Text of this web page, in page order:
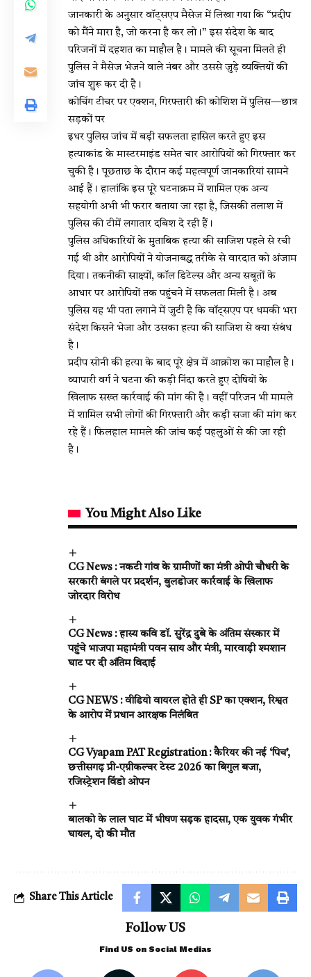
जानकारी के अनुसार वॉट्सएप मैसेज में लिखा गया कि “प्रदीप
को मैंने मारा है, जो करना है कर लो।” इस संदेश के बाद
परिजनों में दहशत का माहौल है। मामले की सूचना मिलते ही
पुलिस ने मैसेज भेजने वाले नंबर और उससे जुड़े व्यक्तियों की
जांच शुरू कर दी है।
कोचिंग टीचर पर एक्शन, गिरफ्तारी की कोशिश में पुलिस—छात्र
सड़कों पर
इधर पुलिस जांच में बड़ी सफलता हासिल करते हुए इस
हत्याकांड के मास्टरमाइंड समेत चार आरोपियों को गिरफ्तार कर
चुकी है। पूछताछ के दौरान कई महत्वपूर्ण जानकारियां सामने
आई हैं। हालांकि इस पूरे घटनाक्रम में शामिल एक अन्य
सहयोगी अभी भी फरार बताया जा रहा है, जिसकी तलाश में
पुलिस की टीमें लगातार दबिश दे रही हैं।
पुलिस अधिकारियों के मुताबिक हत्या की साजिश पहले से रची
गई थी और आरोपियों ने योजनाबद्ध तरीके से वारदात को अंजाम
दिया। तकनीकी साक्ष्यों, कॉल डिटेल्स और अन्य सबूतों के
आधार पर आरोपियों तक पहुंचने में सफलता मिली है। अब
पुलिस यह भी पता लगाने में जुटी है कि वॉट्सएप पर धमकी भरा
संदेश किसने भेजा और उसका हत्या की साजिश से क्या संबंध
है।
प्रदीप सोनी की हत्या के बाद पूरे क्षेत्र में आक्रोश का माहौल है।
व्यापारी वर्ग ने घटना की कड़ी निंदा करते हुए दोषियों के
खिलाफ सख्त कार्रवाई की मांग की है। वहीं परिजन भी मामले
में शामिल सभी लोगों की गिरफ्तारी और कड़ी सजा की मांग कर
रहे हैं। फिलहाल मामले की जांच कई पहलुओं से की जा रही
है।
You Might Also Like
CG News : नकटी गांव के ग्रामीणों का मंत्री ओपी चौधरी के
सरकारी बंगले पर प्रदर्शन, बुलडोजर कार्रवाई के खिलाफ
जोरदार विरोध
CG News : हास्य कवि डॉ. सुरेंद्र दुबे के अंतिम संस्कार में
पहुंचे भाजपा महामंत्री पवन साय और मंत्री, मारवाड़ी श्मशान
घाट पर दी अंतिम विदाई
CG NEWS : वीडियो वायरल होते ही SP का एक्शन, रिश्वत
के आरोप में प्रधान आरक्षक निलंबित
CG Vyapam PAT Registration : कैरियर की नई ‘पिच’,
छत्तीसगढ़ प्री-एग्रीकल्चर टेस्ट 2026 का बिगुल बजा,
रजिस्ट्रेशन विंडो ओपन
बालको के लाल घाट में भीषण सड़क हादसा, एक युवक गंभीर
घायल, दो की मौत
Share This Article
Follow US
Find US on Social Medias